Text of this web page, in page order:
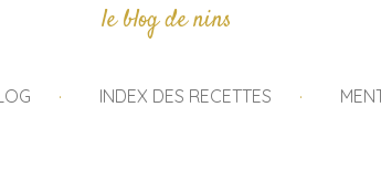
le blog de nins
INDEX DES RECETTES